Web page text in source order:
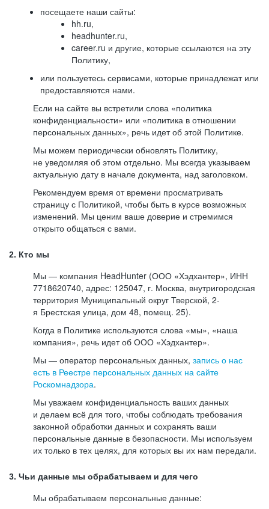
посещаете наши сайты:
hh.ru,
headhunter.ru,
career.ru и другие, которые ссылаются на эту
Политику,
или пользуетесь сервисами, которые принадлежат или
предоставляются нами.
Если на сайте вы встретили слова «политика
конфиденциальности» или «политика в отношении
персональных данных», речь идет об этой Политике.
Мы можем периодически обновлять Политику,
не уведомляя об этом отдельно. Мы всегда указываем
актуальную дату в начале документа, над заголовком.
Рекомендуем время от времени просматривать
страницу с Политикой, чтобы быть в курсе возможных
изменений. Мы ценим ваше доверие и стремимся
открыто общаться с вами.
2. Кто мы
Мы — компания HeadHunter (ООО «Хэдхантер», ИНН
7718620740, адрес: 125047, г. Москва, внутригородская
территория Муниципальный округ Тверской, 2-
я Брестская улица, дом 48, помещ. 25).
Когда в Политике используются слова «мы», «наша
компания», речь идет об ООО «Хэдхантер».
Мы — оператор персональных данных, запись о нас
есть в Реестре персональных данных на сайте
Роскомнадзора.
Мы уважаем конфиденциальность ваших данных
и делаем всё для того, чтобы соблюдать требования
законной обработки данных и сохранять ваши
персональные данные в безопасности. Мы используем
их только в тех целях, для которых вы их нам передали.
3. Чьи данные мы обрабатываем и для чего
Мы обрабатываем персональные данные: